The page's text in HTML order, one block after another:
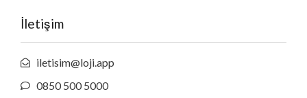
İletişim
iletisim@loji.app
0850 500 5000